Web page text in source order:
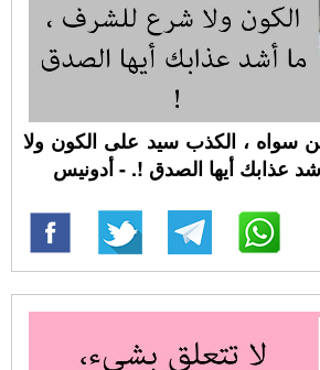
سواه ، الكذب سيد على الكون ولا
عذابك أيها الصدق !. - أدونيس